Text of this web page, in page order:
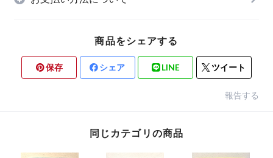
商品をシェアする
保存 シェア LINE ツイート
報告する
同じカテゴリの商品